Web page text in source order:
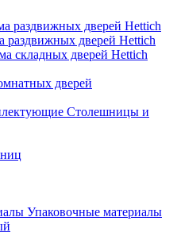
раздвижных дверей Hettich
раздвижных дверей Hettich
складных дверей Hettich
дверей
Столешницы и
Упаковочные материалы